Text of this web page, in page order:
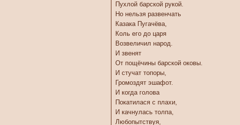
Пухлой барской рукой.
Но нельзя развенчать
Казака Пугачёва,
Коль его до царя
Возвеличил народ.
И звенят
От пощёчины барской оковы.
И стучат топоры,
Громоздят эшафот.
И когда голова
Покатилася с плахи,
И качнулась толпа,
Любопытствуя,